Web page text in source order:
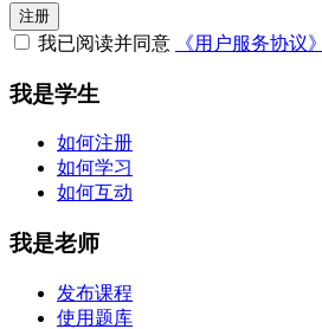
注册
我已阅读并同意 《用户服务协议》
我是学生
如何注册
如何学习
如何互动
我是老师
发布课程
使用题库